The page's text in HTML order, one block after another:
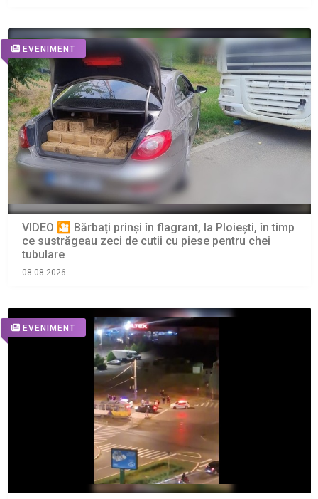
EVENIMENT
VIDEO 🎦 Bărbați prinși în flagrant, la Ploiești, în timp
ce sustrăgeau zeci de cutii cu piese pentru chei
tubulare
08.08.2026
EVENIMENT